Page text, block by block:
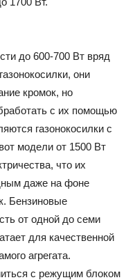
до 600-700 Вт вряд
они
кромок, но
с их помощью
газонокосилки с
модели от 1500 Вт
что их
даже на фоне
Бензиновые
от одной до семи
для качественной
агрегата.
с режущим блоком